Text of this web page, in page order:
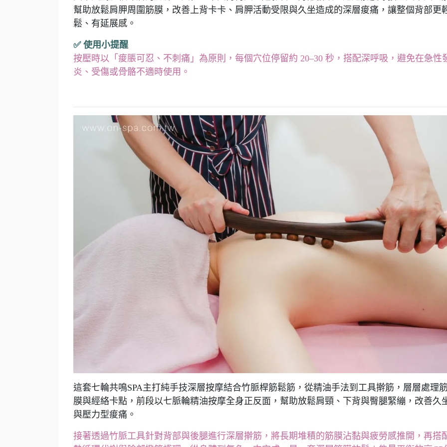
幫助放鬆肩胛周圍筋膜，改善上背卡卡、肩胛活動受限與久坐造成的深層痠痛，讓整個背部更
鬆、有延展感。
✅ 使用小提醒
按壓時以「痠脹可忍、不刺痛」為原則，每個穴位停留約 20–30 秒，搭配深呼吸，避免在急性
炎、受傷或骨骼不適時使用。
這套七輪共鳴SPA主打純手技深層按摩結合竹脈桿筋鬆筋，從精油手法到工具擀筋，層層處理
膜與經絡卡點，前段以七脈輪精油按摩全身正反面，幫助放鬆肩頸、下背與臀腿緊繃，改善久
與壓力型痠痛。
接著透過竹脈工具針對背部與後腿進行深層擀筋，將長期堆積的筋膜沾黏與疲勞感推開，再搭